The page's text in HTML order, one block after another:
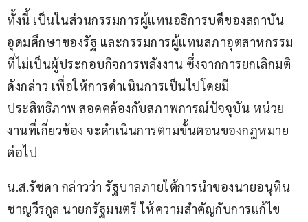
ทั้งนี้ เป็นในส่วนกรรมการผู้แทนอธิการบดีของสถาบัน
อุดมศึกษาของรัฐ และกรรมการผู้แทนสภาอุตสาหกรรม
ที่ไม่เป็นผู้ประกอบกิจการพลังงาน ซึ่งจากการยกเลิกมติ
ดังกล่าว เพื่อให้การดำเนินการเป็นไปโดยมี
ประสิทธิภาพ สอดคล้องกับสภาพการณ์ปัจจุบัน หน่วย
งานที่เกี่ยวข้อง จะดำเนินการตามขั้นตอนของกฎหมาย
ต่อไป
น.ส.รัชดา กล่าวว่า รัฐบาลภายใต้การนำของนายอนุทิน
ชาญวีรกูล นายกรัฐมนตรี ให้ความสำคัญกับการแก้ไข